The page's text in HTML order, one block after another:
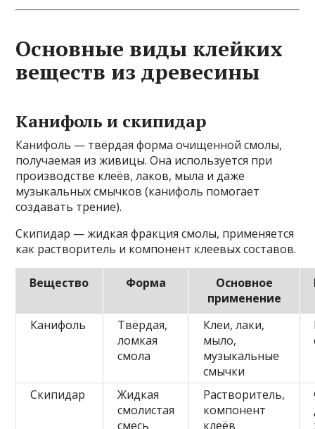
Основные виды клейких
веществ из древесины
Канифоль и скипидар
Канифоль — твёрдая форма очищенной смолы,
получаемая из живицы. Она используется при
производстве клеёв, лаков, мыла и даже
музыкальных смычков (канифоль помогает
создавать трение).
Скипидар — жидкая фракция смолы, применяется
как растворитель и компонент клеевых составов.
Вещество Форма
Основное
применение
Канифоль
Твёрдая,
ломкая
смола
Клеи, лаки,
мыло,
музыкальные
смычки
Скипидар
Жидкая
смолистая
смесь
Растворитель,
компонент
клеёв